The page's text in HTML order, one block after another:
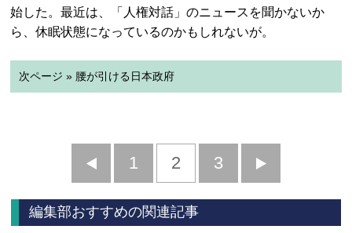
始した。最近は、「人権対話」のニュースを聞かないか
ら、休眠状態になっているのかもしれないが。
次ページ » 腰が引ける日本政府
前
へ
1 2 3
へ
編集部おすすめの関連記事